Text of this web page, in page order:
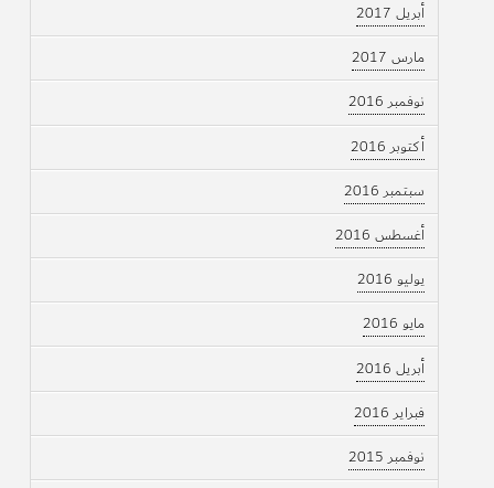
أبريل 2017
مارس 2017
نوفمبر 2016
أكتوبر 2016
سبتمبر 2016
أغسطس 2016
يوليو 2016
مايو 2016
أبريل 2016
فبراير 2016
نوفمبر 2015